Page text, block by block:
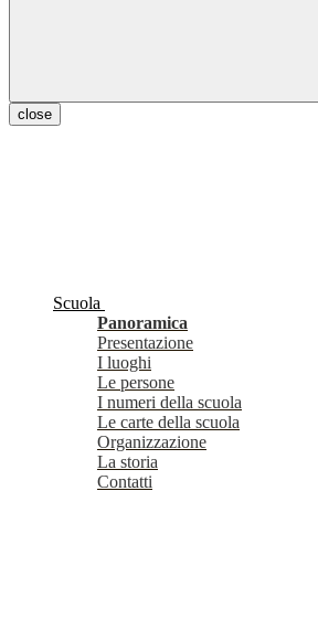
close
Scuola
Panoramica
Presentazione
I luoghi
Le persone
I numeri della scuola
Le carte della scuola
Organizzazione
La storia
Contatti